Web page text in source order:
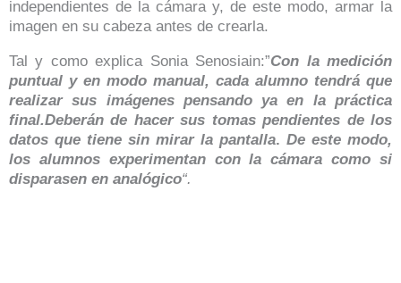
independientes de la cámara y, de este modo, armar la
imagen en su cabeza antes de crearla.
Tal y como explica Sonia Senosiain:”Con la medición
puntual y en modo manual, cada alumno tendrá que
realizar sus imágenes pensando ya en la práctica
final.Deberán de hacer sus tomas pendientes de los
datos que tiene sin mirar la pantalla. De este modo,
los alumnos experimentan con la cámara como si
disparasen en analógico“.